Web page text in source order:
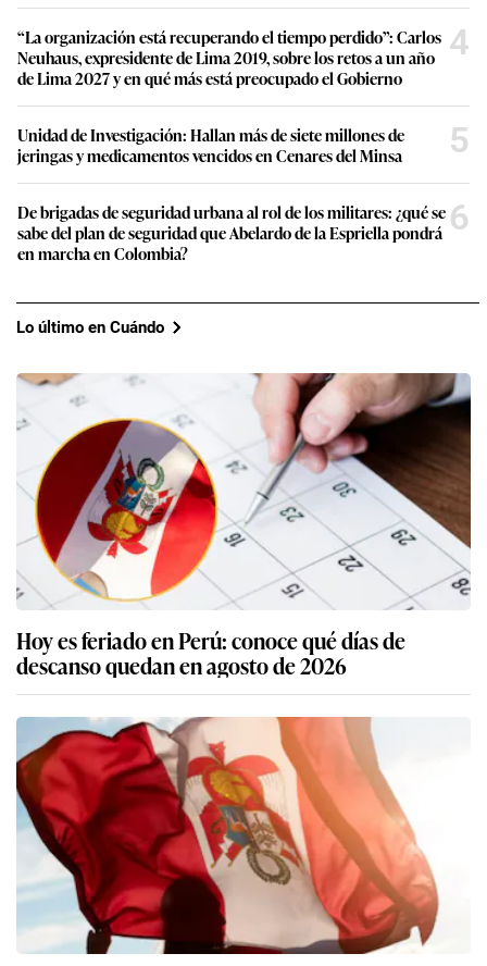
“La organización está recuperando el tiempo perdido”: Carlos
Neuhaus, expresidente de Lima 2019, sobre los retos a un año
de Lima 2027 y en qué más está preocupado el Gobierno
4
Unidad de Investigación: Hallan más de siete millones de
jeringas y medicamentos vencidos en Cenares del Minsa
5
De brigadas de seguridad urbana al rol de los militares: ¿qué se
sabe del plan de seguridad que Abelardo de la Espriella pondrá
en marcha en Colombia?
6
Lo último en Cuándo
Hoy es feriado en Perú: conoce qué días de
descanso quedan en agosto de 2026